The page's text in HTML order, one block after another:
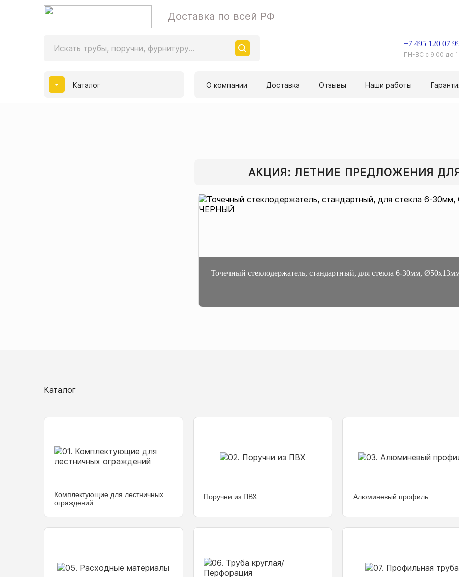
Доставка по всей РФ
+7 495 120 07
ПН-ВС с 9:00 до
Каталог О компании Доставка Отзывы Наши работы
АКЦИЯ: ЛЕТНИЕ ПРЕДЛОЖЕНИЯ
Точечный стеклодержатель, стандартный, для стекла 6-30мм,
Каталог
Комплектующие для лестничных
ограждений
Поручни из ПВХ Алюминевый профиль